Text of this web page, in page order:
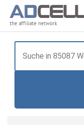
the affiliate network